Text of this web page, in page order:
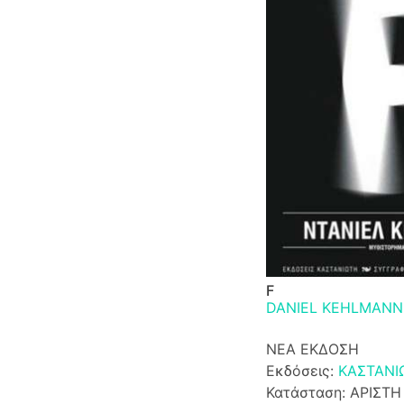
F
DANIEL KEHLMANN
ΝΕΑ ΕΚΔΟΣΗ
Εκδόσεις:
Κατάσταση: ΑΡΙΣΤΗ